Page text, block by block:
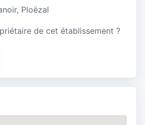
Ploëzal
de cet établissement ?